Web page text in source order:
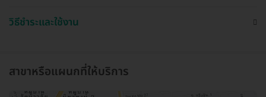
วิธีชำระและใช้งาน
สาขาหรือแผนกที่ให้บริการ